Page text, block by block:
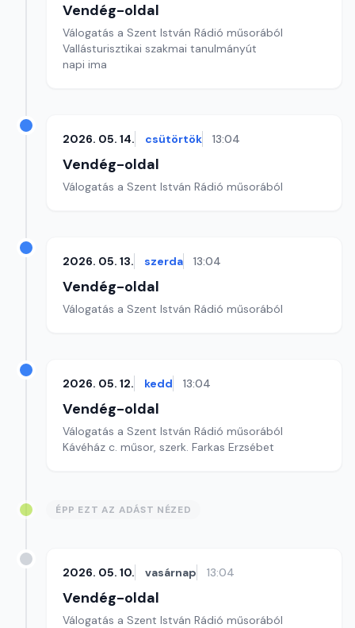
Vendég-oldal
Válogatás a Szent István Rádió műsorából
Vallásturisztikai szakmai tanulmányút
napi ima
2026. 05. 14. csütörtök 13:04
Vendég-oldal
Válogatás a Szent István Rádió műsorából
2026. 05. 13. szerda 13:04
Vendég-oldal
Válogatás a Szent István Rádió műsorából
2026. 05. 12. kedd 13:04
Vendég-oldal
Válogatás a Szent István Rádió műsorából
Kávéház c. műsor, szerk. Farkas Erzsébet
ÉPP EZT AZ ADÁST NÉZED
2026. 05. 10. vasárnap 13:04
Vendég-oldal
Válogatás a Szent István Rádió műsorából